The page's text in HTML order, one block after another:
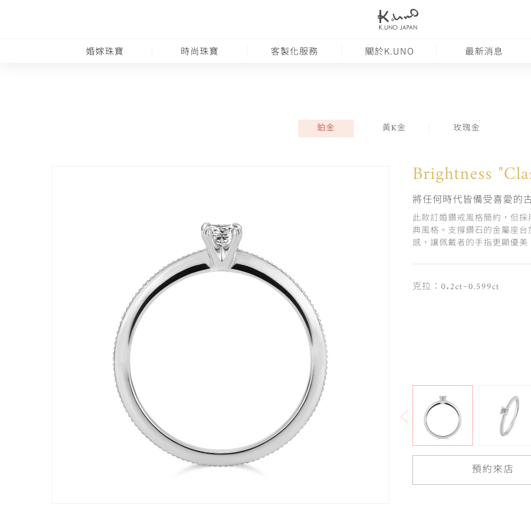
婚嫁珠寶 時尚珠寶 客製化服務 關於K.UNO 最新消息
鉑金 黃K金 玫瑰金
Brightness
將任何時代皆備受喜愛的
此款訂婚鑽戒風格簡約，但
典風格。支撐鑽石的金屬座
感，讓佩戴者的手指更顯優美
克拉：0.2ct~0.599ct
預約來店